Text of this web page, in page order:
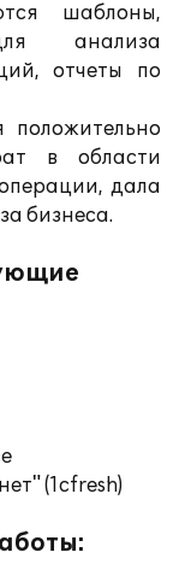
шаблоны,
анализа
отчеты по
положительно
в области
дала
бизнеса.
(1cfresh)